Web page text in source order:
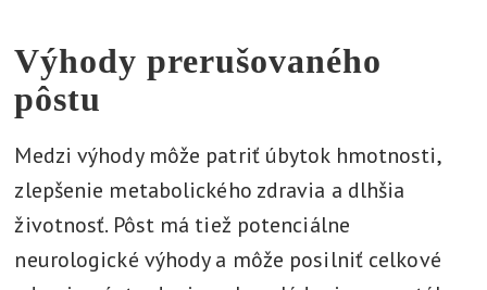
Výhody prerušovaného
pôstu
Medzi výhody môže patriť úbytok hmotnosti,
zlepšenie metabolického zdravia a dlhšia
životnosť. Pôst má tiež potenciálne
neurologické výhody a môže posilniť celkové